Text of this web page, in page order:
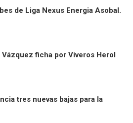
de Liga Nexus Energia Asobal.
ficha por Viveros Herol
tres nuevas bajas para la